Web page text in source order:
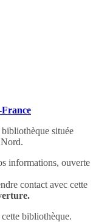
France
située
informations, ouverte
contact avec cette
bibliothèque.